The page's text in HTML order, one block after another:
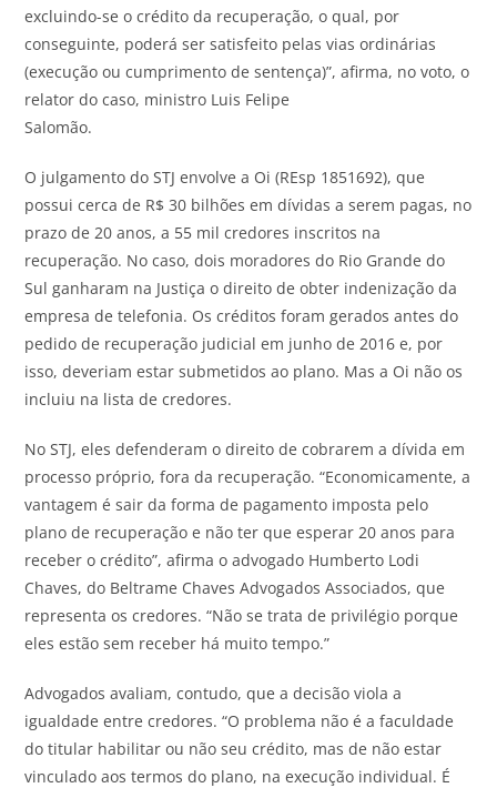
excluindo-se o crédito da recuperação, o qual, por
conseguinte, poderá ser satisfeito pelas vias ordinárias
(execução ou cumprimento de sentença)”, afirma, no voto, o
relator do caso, ministro Luis Felipe
Salomão.
O julgamento do STJ envolve a Oi (REsp 1851692), que
possui cerca de R$ 30 bilhões em dívidas a serem pagas, no
prazo de 20 anos, a 55 mil credores inscritos na
recuperação. No caso, dois moradores do Rio Grande do
Sul ganharam na Justiça o direito de obter indenização da
empresa de telefonia. Os créditos foram gerados antes do
pedido de recuperação judicial em junho de 2016 e, por
isso, deveriam estar submetidos ao plano. Mas a Oi não os
incluiu na lista de credores.
No STJ, eles defenderam o direito de cobrarem a dívida em
processo próprio, fora da recuperação. “Economicamente, a
vantagem é sair da forma de pagamento imposta pelo
plano de recuperação e não ter que esperar 20 anos para
receber o crédito”, afirma o advogado Humberto Lodi
Chaves, do Beltrame Chaves Advogados Associados, que
representa os credores. “Não se trata de privilégio porque
eles estão sem receber há muito tempo.”
Advogados avaliam, contudo, que a decisão viola a
igualdade entre credores. “O problema não é a faculdade
do titular habilitar ou não seu crédito, mas de não estar
vinculado aos termos do plano, na execução individual. É